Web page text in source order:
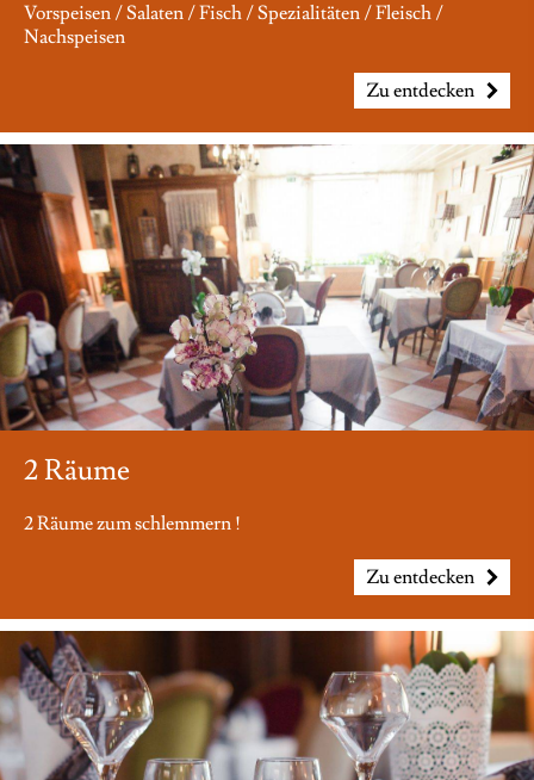
Vorspeisen / Salaten / Fisch / Spezialitäten / Fleisch /
Nachspeisen
Zu entdecken
2 Räume
2 Räume zum schlemmern !
Zu entdecken